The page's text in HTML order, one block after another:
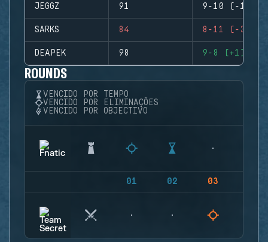
JEGGZ 91 9-10 (-1)
SARKS 84 8-11 (-3)
DEAPEK 98 9-8 (+1)
ROUNDS
VENCIDO POR TEMPO
VENCIDO POR ELIMINAÇÕES
VENCIDO POR OBJECTIVO
01 02 03